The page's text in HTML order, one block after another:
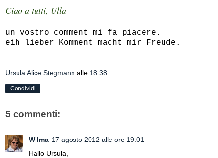
Ciao a tutti, Ulla
un vostro comment mi fa piacere.
eih lieber Komment macht mir Freude.
Ursula Alice Stegmann alle 18:38
Condividi
5 commenti:
Wilma 17 agosto 2012 alle ore 19:01
Hallo Ursula,